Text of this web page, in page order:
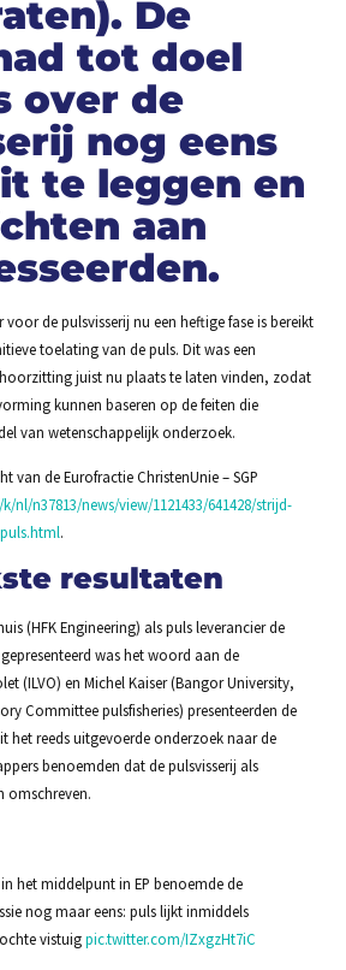
De
tot doel
over de
nog eens
te leggen en
aan
de pulsvisserij nu een heftige fase is bereikt
toelating van de puls. Dit was een
juist nu plaats te laten vinden, zodat
kunnen baseren op de feiten die
van wetenschappelijk onderzoek.
van de Eurofractie ChristenUnie – SGP
nl/n37813/news/view/1121433/641428/strijd-
.
resultaten
(HFK Engineering) als puls leverancier de
was het woord aan de
(ILVO) en Michel Kaiser (Bangor University,
Committee pulsfisheries) presenteerden de
het reeds uitgevoerde onderzoek naar de
benoemden dat de pulsvisserij als
omschreven.
in het middelpunt in EP benoemde de
nog maar eens: puls lijkt inmiddels
vistuigpic.twitter.com/IZxgzHt7iC